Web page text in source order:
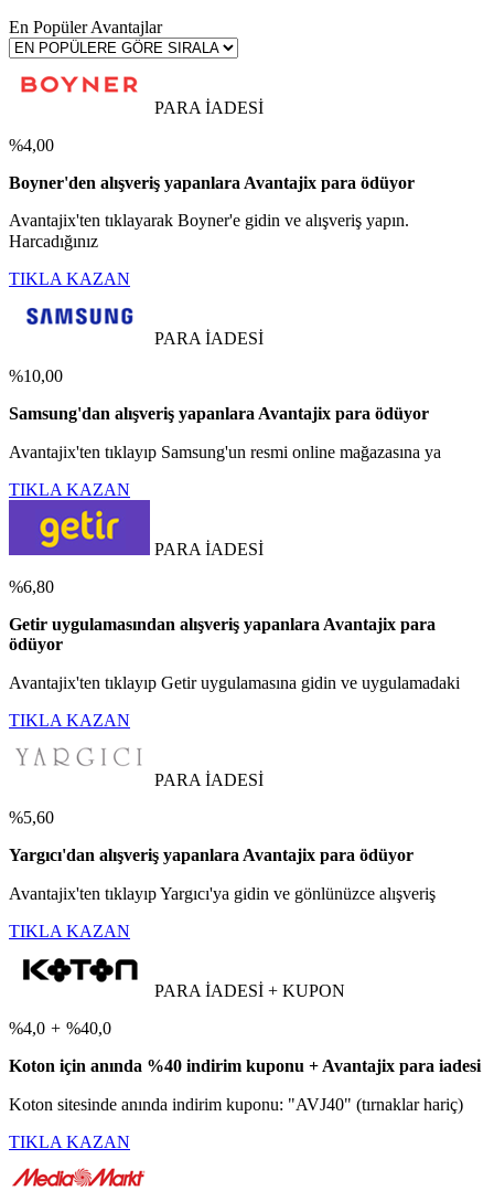
En Popüler Avantajlar
PARA İADESİ
%4,00
Boyner'den alışveriş yapanlara Avantajix para ödüyor
Avantajix'ten tıklayarak Boyner'e gidin ve alışveriş yapın.
Harcadığınız
TIKLA KAZAN
PARA İADESİ
%10,00
Samsung'dan alışveriş yapanlara Avantajix para ödüyor
Avantajix'ten tıklayıp Samsung'un resmi online mağazasına ya
TIKLA KAZAN
PARA İADESİ
%6,80
Getir uygulamasından alışveriş yapanlara Avantajix para
ödüyor
Avantajix'ten tıklayıp Getir uygulamasına gidin ve uygulamadaki
TIKLA KAZAN
PARA İADESİ
%5,60
Yargıcı'dan alışveriş yapanlara Avantajix para ödüyor
Avantajix'ten tıklayıp Yargıcı'ya gidin ve gönlünüzce alışveriş
TIKLA KAZAN
PARA İADESİ + KUPON
%4,0 + %40,0
Koton için anında %40 indirim kuponu + Avantajix para iadesi
Koton sitesinde anında indirim kuponu: "AVJ40" (tırnaklar hariç)
TIKLA KAZAN